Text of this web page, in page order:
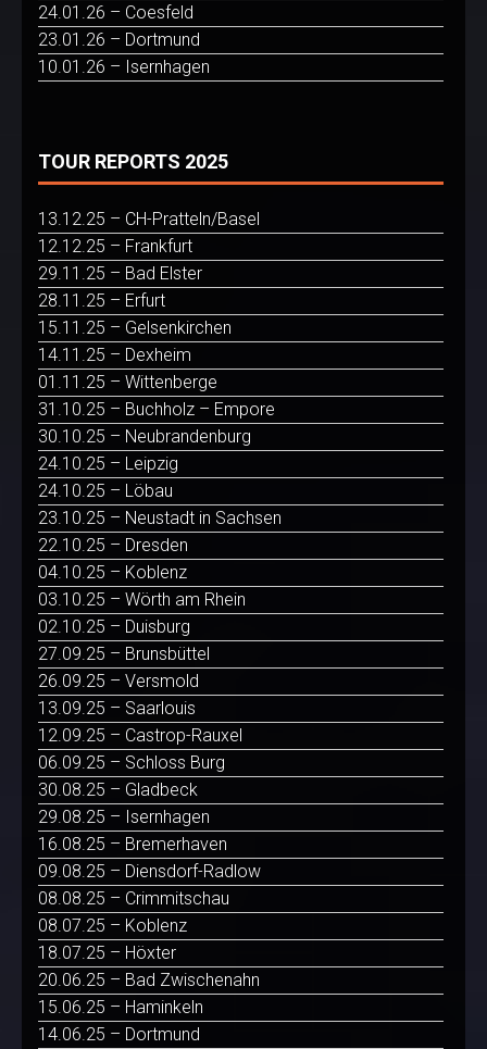
24.01.26 – Coesfeld
23.01.26 – Dortmund
10.01.26 – Isernhagen
TOUR REPORTS 2025
13.12.25 – CH-Pratteln/Basel
12.12.25 – Frankfurt
29.11.25 – Bad Elster
28.11.25 – Erfurt
15.11.25 – Gelsenkirchen
14.11.25 – Dexheim
01.11.25 – Wittenberge
31.10.25 – Buchholz – Empore
30.10.25 – Neubrandenburg
24.10.25 – Leipzig
24.10.25 – Löbau
23.10.25 – Neustadt in Sachsen
22.10.25 – Dresden
04.10.25 – Koblenz
03.10.25 – Wörth am Rhein
02.10.25 – Duisburg
27.09.25 – Brunsbüttel
26.09.25 – Versmold
13.09.25 – Saarlouis
12.09.25 – Castrop-Rauxel
06.09.25 – Schloss Burg
30.08.25 – Gladbeck
29.08.25 – Isernhagen
16.08.25 – Bremerhaven
09.08.25 – Diensdorf-Radlow
08.08.25 – Crimmitschau
08.07.25 – Koblenz
18.07.25 – Höxter
20.06.25 – Bad Zwischenahn
15.06.25 – Haminkeln
14.06.25 – Dortmund